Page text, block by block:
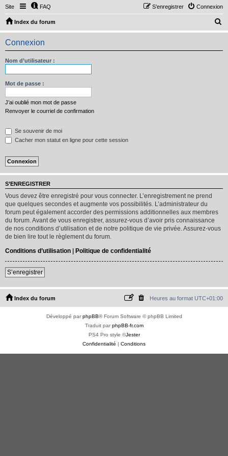
Site FAQ Connexion
S’enregistrer
Index du forum
e
Connexion
Nom d’utilisateur :
Mot de passe :
J’ai oublié mon mot de passe
Renvoyer le courriel de confirmation
Se souvenir de moi
Cacher mon statut en ligne pour cette session
S’ENREGISTRER
Vous devez être enregistré pour vous connecter. L’enregistrement ne prend
que quelques secondes et augmente vos possibilités. L’administrateur du
forum peut également accorder des permissions additionnelles aux membres
du forum. Avant de vous enregistrer, assurez-vous d’avoir pris connaissance
de nos conditions d’utilisation et de notre politique de vie privée. Assurez-vous
de bien lire tout le règlement du forum.
Conditions d’utilisation | Politique de confidentialité
S’enregistrer
Index du forum Heures au format UTC+01:00
Développé parphpBB® Forum Software © phpBB Limited
Traduit parphpBB-fr.com
PS4 Pro style ©Jester
Confidentialité | Conditions